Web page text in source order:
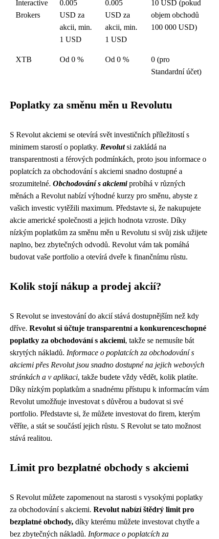
Interactive
Brokers
0.005
USD za
akcii, min.
1 USD
0.005
USD za
akcii, min.
1 USD
10 USD (pokud
objem obchodů
100 000 USD)
XTB Od 0 % Od 0 %
0 (pro
Standardní účet)
Poplatky za směnu měn u Revolutu
S Revolut akciemi se otevírá svět investičních příležitostí s
minimem starostí o poplatky. Revolutsi zakládá na
transparentnosti a férových podmínkách, proto jsou informace o
poplatcích za obchodování s akciemi snadno dostupné a
srozumitelné. Obchodování s akciemiprobíhá v různých
měnách a Revolut nabízí výhodné kurzy pro směnu, abyste z
vašich investic vytěžili maximum. Představte si, že nakupujete
akcie americké společnosti a jejich hodnota vzroste. Díky
nízkým poplatkům za směnu měn u Revolutu si svůj zisk užijete
naplno, bez zbytečných odvodů. Revolut vám tak pomáhá
budovat vaše portfolio a otevírá dveře k finančnímu růstu.
Kolik stojí nákup a prodej akcií?
S Revolut se investování do akcií stává dostupnějším než kdy
dříve. Revolut si účtuje transparentní a konkurenceschopné
poplatky za obchodování s akciemi, takže se nemusíte bát
skrytých nákladů. Informace o poplatcích za obchodování s
akciemi přes Revolut jsou snadno dostupné na jejich webových
stránkách a v aplikaci, takže budete vždy vědět, kolik platíte.
Díky nízkým poplatkům a snadnému přístupu k informacím vám
Revolut umožňuje investovat s důvěrou a budovat si své
portfolio. Představte si, že můžete investovat do firem, kterým
věříte, a stát se součástí jejich růstu. S Revolut se tato možnost
stává realitou.
Limit pro bezplatné obchody s akciemi
S Revolut můžete zapomenout na starosti s vysokými poplatky
za obchodování s akciemi. Revolut nabízí štědrý limit pro
bezplatné obchody, díky kterému můžete investovat chytře a
bez zbytečných nákladů. Informace o poplatcích za